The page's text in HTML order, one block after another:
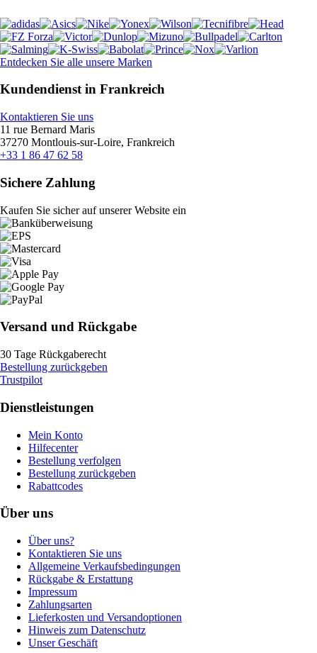
Entdecken Sie alle unsere Marken
Kundendienst in Frankreich
Kontaktieren Sie uns
11 rue Bernard Maris
37270 Montlouis-sur-Loire, Frankreich
+33 1 86 47 62 58
Sichere Zahlung
Kaufen Sie sicher auf unserer Website ein
Versand und Rückgabe
30 Tage Rückgaberecht
Bestellung zurückgeben
Trustpilot
Dienstleistungen
Mein Konto
Hilfecenter
Bestellung verfolgen
Bestellung zurückgeben
Rabattcodes
Über uns
Über uns?
Kontaktieren Sie uns
Allgemeine Verkaufsbedingungen
Rückgabe & Erstattung
Impressum
Zahlungsarten
Lieferkosten und Versandoptionen
Hinweis zum Datenschutz
Unser Geschäft